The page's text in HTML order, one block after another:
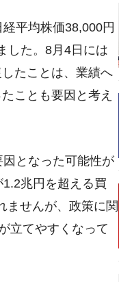
平均株価38,000円
した。8月4日には
たことは、業績へ
ことも要因と考え
となった可能性が
兆円を超える買
ませんが、政策に関
立てやすくなって